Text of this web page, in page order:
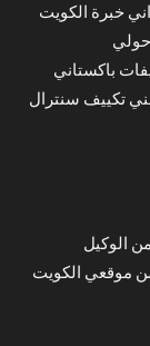
خبرة الكويت
باكستاني
تكييف سنترال
الوكيل
موقعي الكويت